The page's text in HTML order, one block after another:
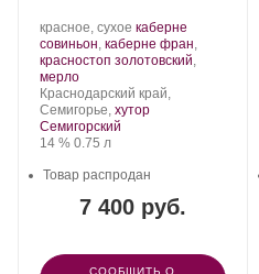
Производитель:
Имение
Сикоры.
красное, сухое .
Сорт
винограда:
каберне
совиньон, каберне фран,
красностоп золотовский,
мерло.
Регион:
Краснодарский край,
Семигорье, хутор
Семигорский
Крепость
14 %. Объем
0.75 л
7 400 руб.
Товар распродан
СООБЩИТЬ О